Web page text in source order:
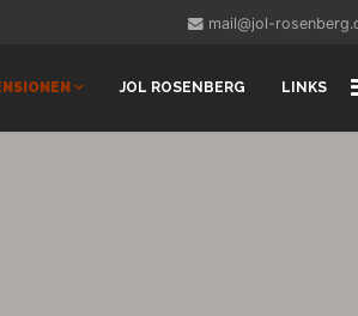
mail@jol-
JOL ROSENBERG LINKS